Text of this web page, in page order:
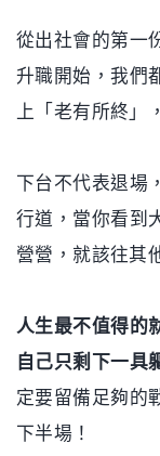
從出社會的第一
升職開始，我們
上「老有所終」
下台不代表退
行道，當你看到
營營，就該往其
人生最不值得的
自己只剩下一具
定要留備足夠的
下半場！